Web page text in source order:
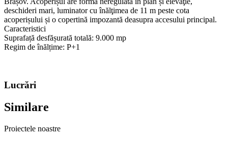
deschideri mari, luminator cu înălţimea de 11 m peste cota
acoperișului și o copertină impozantă deasupra accesului principal.
Caracteristici
Suprafață desfășurată totală: 9.000 mp
Regim de înălțime: P+1
Lucrări
Similare
Proiectele noastre